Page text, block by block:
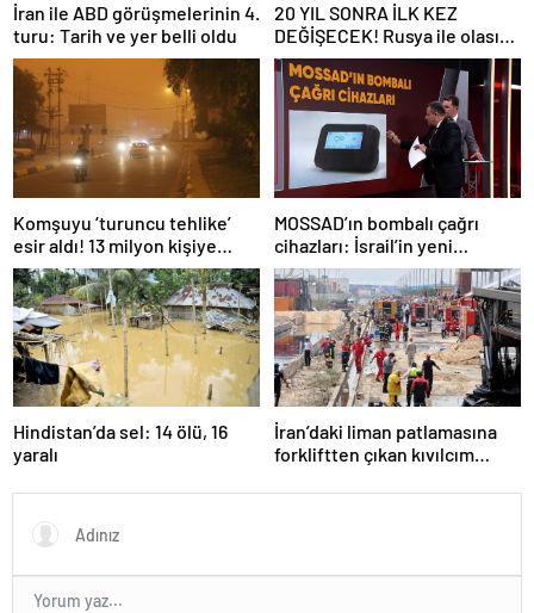
İran ile ABD görüşmelerinin 4.
turu: Tarih ve yer belli oldu
20 YIL SONRA İLK KEZ
DEĞİŞECEK! Rusya ile olası
savaş… İngiltere’nin gizli
planı güncelleniyor!
Komşuyu ‘turuncu tehlike’
esir aldı! 13 milyon kişiye
“evde kalın” uyarısı…
MOSSAD’ın bombalı çağrı
cihazları: İsrail’in yeni
suikastını MİT önledi
Hindistan’da sel: 14 ölü, 16
yaralı
İran’daki liman patlamasına
forkliftten çıkan kıvılcım